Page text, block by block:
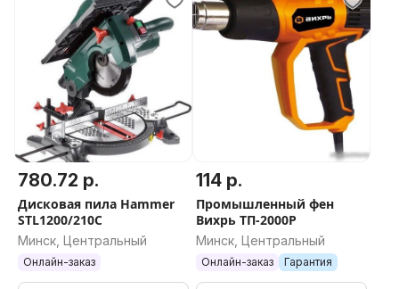
780.72 р.
Дисковая пила Hammer
STL1200/210C
Минск, Центральный
Онлайн-заказ
114 р.
Промышленный фен
Вихрь ТП-2000Р
Минск, Центральный
Онлайн-заказ Гарантия